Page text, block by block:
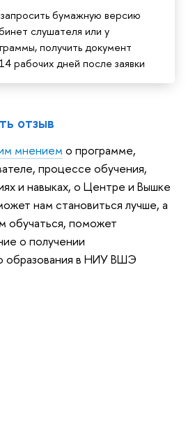
бумажную версию
слушателя или у
получить документ
рабочих дней после заявки
отзыв
мнением о программе,
процессе обучения,
и навыках, о Центре и Вышке
нам становиться лучше, а
обучаться, поможет
о получении
образования в НИУ ВШЭ